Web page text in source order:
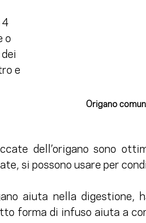
Origano
4
o
e
dell’origano sono
si possono usare per
aiuta nella digestione,
forma di infuso aiuta a